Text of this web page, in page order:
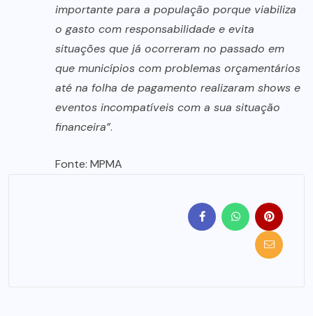
importante para a população porque viabiliza
o gasto com responsabilidade e evita
situações que já ocorreram no passado em
que municípios com problemas orçamentários
até na folha de pagamento realizaram shows e
eventos incompatíveis com a sua situação
financeira”.
Fonte: MPMA